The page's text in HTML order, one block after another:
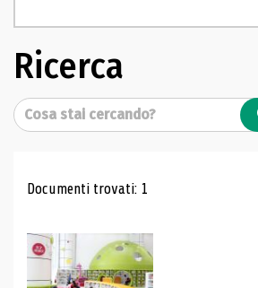
Ricerca
Cerca
Risultati di ricerca
Documenti trovati: 1